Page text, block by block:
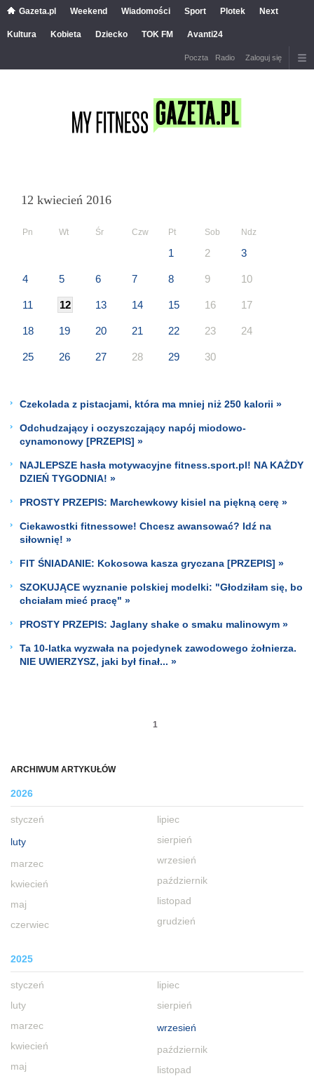
Gazeta.pl Weekend Wiadomości Sport Plotek Next
Kultura Kobieta Dziecko TOK FM Avanti24
Poczta Radio Zaloguj się
ARCHIWUM ARTYKUŁÓW
2026
styczeń
luty
marzec
kwiecień
maj
czerwiec
lipiec
sierpień
wrzesień
październik
listopad
grudzień
2025
styczeń
luty
marzec
kwiecień
maj
lipiec
sierpień
wrzesień
październik
listopad
12 kwiecień 2016
Pn Wt Śr Czw Pt Sob Ndz
1 2 3
4 5 6 7 8 9 10
11 12 13 14 15 16 17
18 19 20 21 22 23 24
25 26 27 28 29 30
Czekolada z pistacjami, która ma mniej niż 250 kalorii »
Odchudzający i oczyszczający napój miodowo-
cynamonowy [PRZEPIS] »
NAJLEPSZE hasła motywacyjne fitness.sport.pl! NA KAŻDY
DZIEŃ TYGODNIA! »
PROSTY PRZEPIS: Marchewkowy kisiel na piękną cerę »
Ciekawostki fitnessowe! Chcesz awansować? Idź na
siłownię! »
FIT ŚNIADANIE: Kokosowa kasza gryczana [PRZEPIS] »
SZOKUJĄCE wyznanie polskiej modelki: "Głodziłam się, bo
chciałam mieć pracę" »
PROSTY PRZEPIS: Jaglany shake o smaku malinowym »
Ta 10-latka wyzwała na pojedynek zawodowego żołnierza.
NIE UWIERZYSZ, jaki był finał... »
1